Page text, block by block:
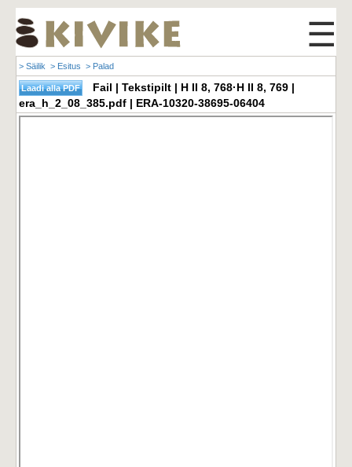
☰
> Säilik > Esitus > Palad
Fail | Tekstipilt | H II 8, 768·H II 8, 769 |
era_h_2_08_385.pdf | ERA-10320-38695-06404